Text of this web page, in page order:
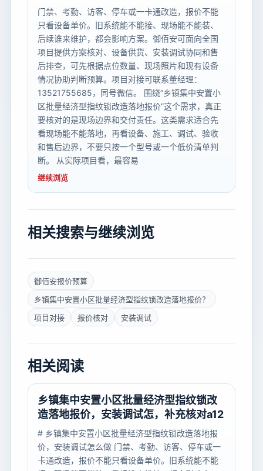
门禁、考勤、访客、停车或一卡通改造，报价不能
只看设备单价。旧系统能不能接、现场能不能装、
后续谁来维护，都会影响方案。御佰安可面向全国
项目提供方案核对、设备供货、安装调试协同和售
后排查，可先根据点位数量、现场照片和现有设备
情况协助判断预算。项目对接可联系董经理：
13521755685，同号微信。 围绕“乡镇集中安置小
区批量经济型指纹锁改造落地报价”这个需求，真正
要核对的是现场边界和交付责任。这类需求适合先
看现场能不能落地，再看设备、施工、调试、验收
和售后边界，不要只按一个型号或一个低价清单判
断。 从实际项目看，最容易
继续浏览
相关搜索与继续浏览
御佰安报价预算
乡镇集中安置小区批量经济型指纹锁改造落地报价？
项目对接
报价核对 安装调试
相关阅读
乡镇集中安置小区批量经济型指纹锁改
造落地报价，安装调试怎，补充核对a12
# 乡镇集中安置小区批量经济型指纹锁改造落地报
价，安装调试怎么做 门禁、考勤、访客、停车或一
卡通改造，报价不能只看设备单价。旧系统能不能